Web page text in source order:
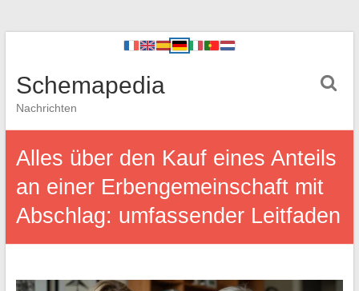
Schemapedia
Nachrichten
Alles über den Kauf eines Anteils
an einer Erbengemeinschaft mit
Abschlag: umfassender Leitfaden